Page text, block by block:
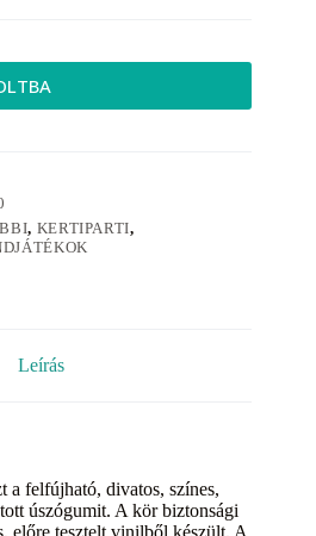
, KERTIPARTI,
Leírás
a felfújható, divatos, színes,
úszógumit. A kör biztonsági
előre tesztelt vinilből készült. A